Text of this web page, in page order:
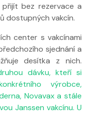
přijít bez rezervace a
dostupných vakcín.
center s vakcínami
sjednání a
desítka z nich.
dávku, kteří si
výrobce,
Novavax a stále
Janssen vakcínu. U